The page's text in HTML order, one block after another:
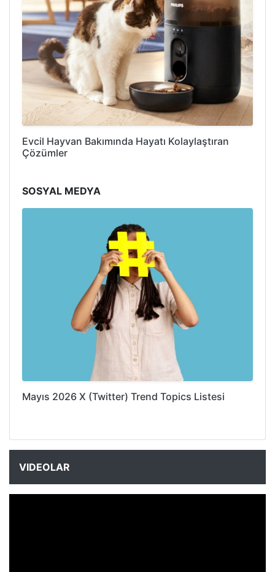
Evcil Hayvan Bakımında Hayatı Kolaylaştıran
Çözümler
SOSYAL MEDYA
Mayıs 2026 X (Twitter) Trend Topics Listesi
VIDEOLAR